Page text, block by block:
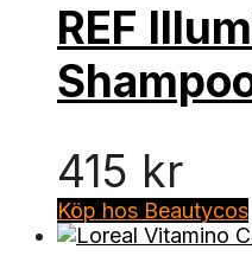
REF
415 kr
Köp hos Beautycos